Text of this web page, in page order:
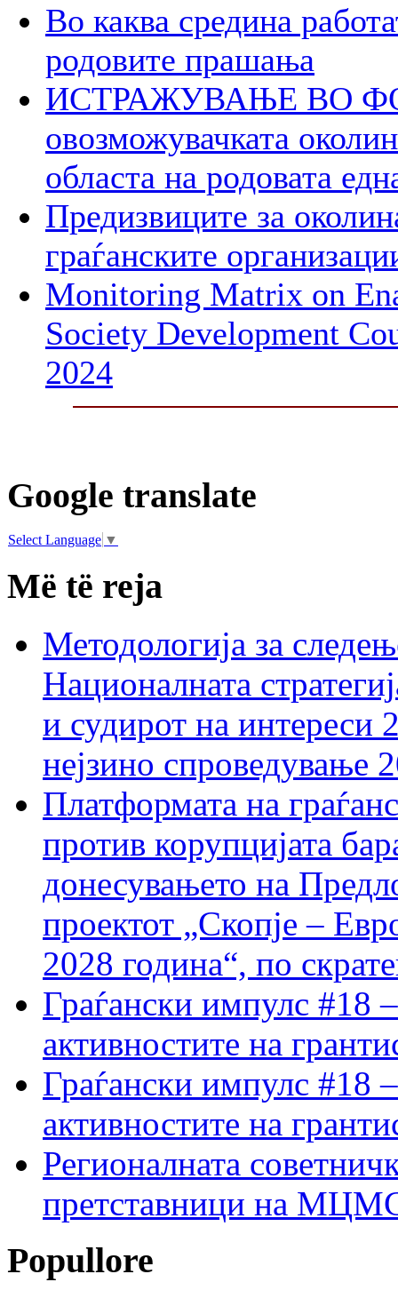
Во каква средина
родовите прашања
ИСТРАЖУВАЊЕ ВО
овозможувачката
областа на родовата
Предизвиците за
граѓанските
Monitoring Matrix on
Society Development
2024
Google translate
Select Language ▼
Më të reja
Методологија за
Националната
и судирот на интереси
нејзино спроведување
Платформата на
против корупцијата
донесувањето на
проектот „Скопје –
2028 година“, по
Граѓански импулс #18
активностите на
Граѓански импулс #18
активностите на
Регионалната
претставници на МЦМС
Popullore